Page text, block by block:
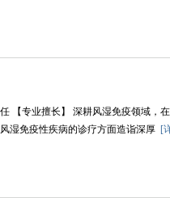
【专业擅长】 深耕风湿免疫领域，
湿免疫性疾病的诊疗方面造诣深厚 [